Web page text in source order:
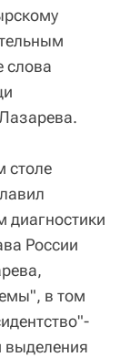
слова
столе
диагностики
России
в том
выделения